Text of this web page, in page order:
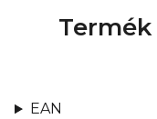
Termék
EAN